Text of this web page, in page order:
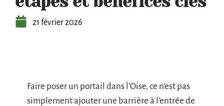
21 février 2026
Faire poser un portail dans l’Oise, ce n’est pas
simplement ajouter une barrière à l’entrée de